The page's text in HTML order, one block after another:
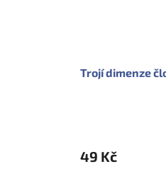
Trojí dimenze
49 Kč